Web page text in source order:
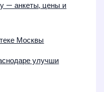
— анкеты, цены и
Москвы
улучши